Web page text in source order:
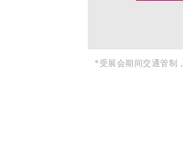
*受展会期间交通管制